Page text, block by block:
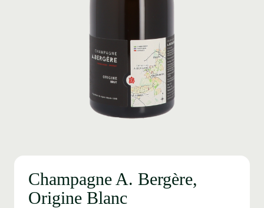
Champagne A. Bergère,
Origine Blanc